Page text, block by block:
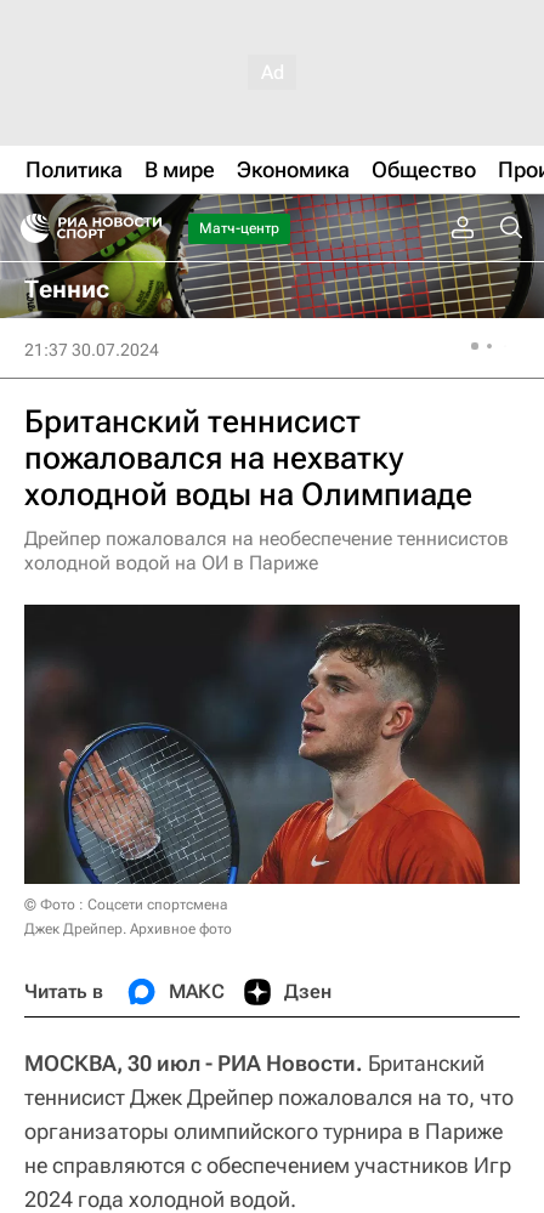
Политика В мире Экономика Общество
Матч-центр
Теннис
21:37 30.07.2024
Британский теннисист
пожаловался на нехватку
холодной воды на Олимпиаде
Дрейпер пожаловался на необеспечение теннисистов
холодной водой на ОИ в Париже
© Фото : Соцсети спортсмена
Джек Дрейпер. Архивное фото
Читать в МАКС Дзен
МОСКВА, 30 июл - РИА Новости. Британский
теннисист Джек Дрейпер пожаловался на то, что
организаторы олимпийского турнира в Париже
не справляются с обеспечением участников Игр
2024 года холодной водой.